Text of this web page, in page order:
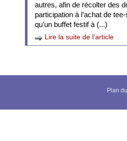
autres, afin de récolter des
participation à l’achat de
qu’un buffet festif à (...)
Lire la suite de l’article
Plan